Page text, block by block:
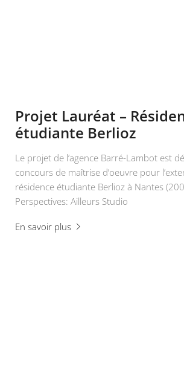
Projet Lauréat –
étudiante Berlioz
Le projet de l’agence Barré-Lambot est
concours de maîtrise d’oeuvre pour
résidence étudiante Berlioz à Nantes
Perspectives: Ailleurs Studio
En savoir plus